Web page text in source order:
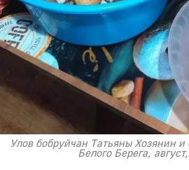
Улов бобруйчан Татьяны Хозянин
Белого Берега,